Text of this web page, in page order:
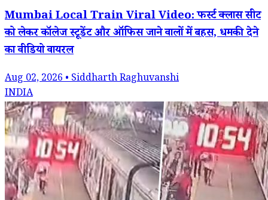
Mumbai Local Train Viral Video: फर्स्ट क्लास सीट
को लेकर कॉलेज स्टूडेंट और ऑफिस जाने वालों में बहस, धमकी देने
का वीडियो वायरल
Aug 02, 2026 • Siddharth Raghuvanshi
INDIA